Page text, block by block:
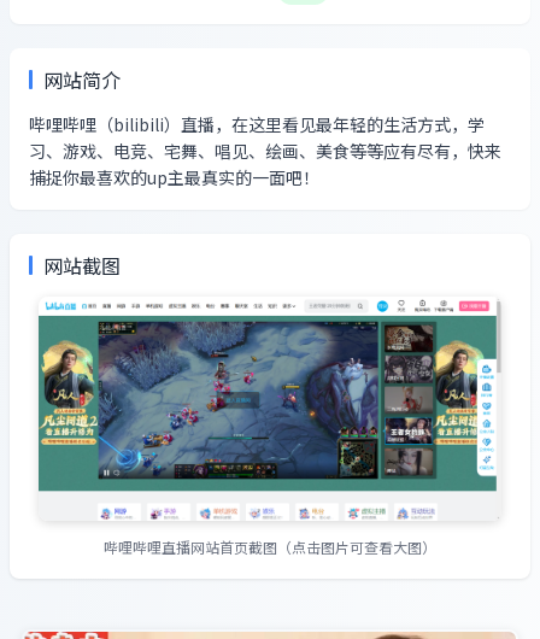
网站简介
哔哩哔哩（bilibili）直播，在这里看见最年轻的生活方式，学
习、游戏、电竞、宅舞、唱见、绘画、美食等等应有尽有，快来
捕捉你最喜欢的up主最真实的一面吧！
网站截图
哔哩哔哩直播网站首页截图（点击图片可查看大图）